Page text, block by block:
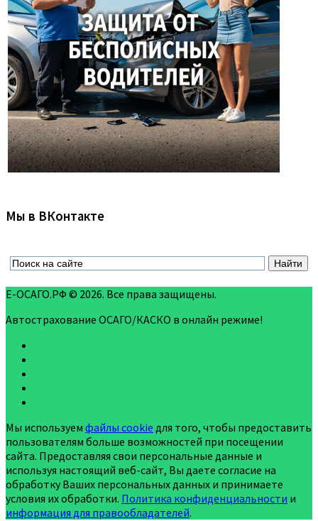
Мы в ВКонтакте
Е-ОСАГО.РФ © 2026. Все права защищены.
Автострахование ОСАГО/КАСКО в онлайн режиме!
Мы используем файлы cookie для того, чтобы предоставить
пользователям больше возможностей при посещении
сайта. Предоставляя свои персональные данные и
используя настоящий веб-сайт, Вы даете согласие на
обработку Ваших персональных данных и принимаете
условия их обработки. Политика конфиденциальности и
информация для правообладателей.